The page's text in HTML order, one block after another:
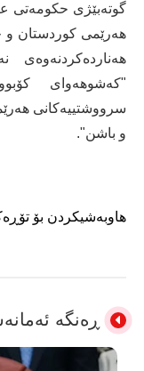
گوتەبێژی حکومەتی
هەرێمی کوردستان و
"کەشوهەوای
سرووشتییەکانی
و باشن".
هاوبەشیکردن بۆ
ڕەنگە